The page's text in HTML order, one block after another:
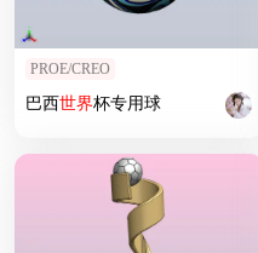
PROE/CREO
巴西世界杯专用球